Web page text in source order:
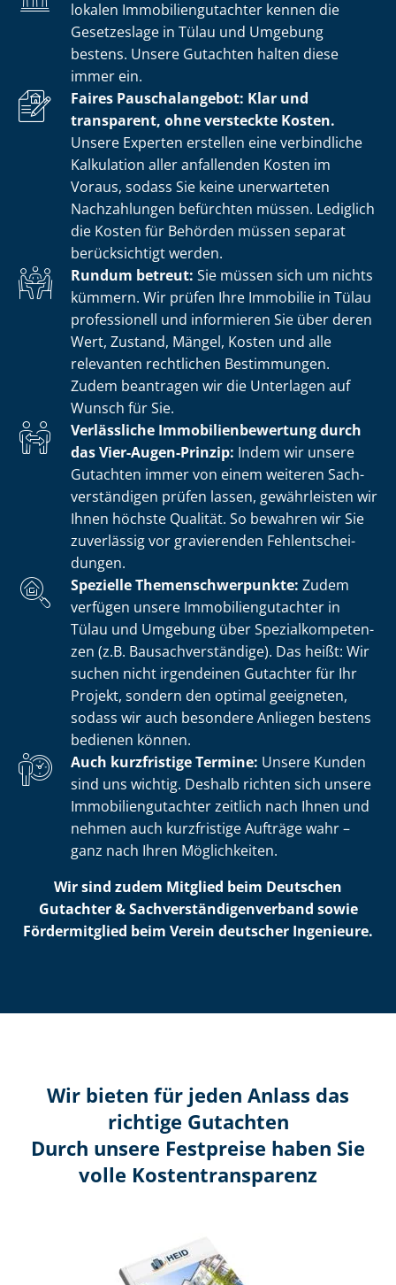
lokalen Im­mo­bi­li­en­gut­ach­ter kennen die
Gesetzeslage in Tülau und Umgebung
bestens. Unsere Gutachten halten diese
immer ein.
Faires Pauschalangebot: Klar und
transparent, ohne versteckte Kosten.
Unsere Experten erstellen eine verbindliche
Kalkulation aller anfallenden Kosten im
Voraus, sodass Sie keine unerwarteten
Nachzahlungen befürchten müssen. Lediglich
die Kosten für Behörden müssen separat
berücksichtigt werden.
Rundum betreut: Sie müssen sich um nichts
kümmern. Wir prüfen Ihre Immobilie in Tülau
professionell und informieren Sie über deren
Wert, Zustand, Mängel, Kosten und alle
relevanten rechtlichen Bestimmungen.
Zudem beantragen wir die Unterlagen auf
Wunsch für Sie.
Verlässliche Im­mo­bi­li­en­be­wer­tung durch
das Vier-Augen-Prinzip: Indem wir unsere
Gutachten immer von einem weiteren Sach­
ver­stän­di­gen prüfen lassen, gewährleisten wir
Ihnen höchste Qualität. So bewahren wir Sie
zuverlässig vor gravierenden Fehl­ent­schei­
dun­gen.
Spezielle The­men­schwer­punk­te: Zudem
verfügen unsere Im­mo­bi­li­en­gut­ach­ter in
Tülau und Umgebung über Spe­zi­al­kom­pe­ten­
zen (z.B. Bau­sach­ver­stän­di­ge). Das heißt: Wir
suchen nicht irgendeinen Gutachter für Ihr
Projekt, sondern den optimal geeigneten,
sodass wir auch besondere Anliegen bestens
bedienen können.
Auch kurzfristige Termine: Unsere Kunden
sind uns wichtig. Deshalb richten sich unsere
Im­mo­bi­li­en­gut­ach­ter zeitlich nach Ihnen und
nehmen auch kurzfristige Aufträge wahr –
ganz nach Ihren Möglichkeiten.
Wir sind zudem Mitglied beim Deutschen
Gutachter & Sach­ver­stän­di­gen­ver­band sowie
Fördermitglied beim Verein deutscher Ingenieure.
Wir bieten für jeden Anlass das
richtige Gutachten
Durch unsere Festpreise haben Sie
volle Kosten­transparenz